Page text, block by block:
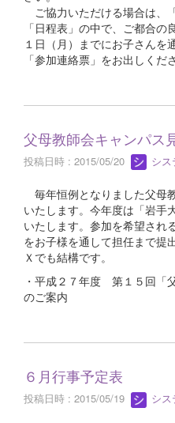
ご協力いただける場合は、
「日程表」の中で、ご都合
１日（月）までにお子さんを
「参加連絡票」をお出しくだ
父母教師会キャンパス
投稿日時 : 2015/05/20 シ
毎年恒例となりました父母
いたします。今年度は「岩手
いたします。参加を希望され
をお子様を通して担任まで提
Ｘでも結構です。
・平成２７年度 第１５回「
のご案内
６月行事予定表
投稿日時 : 2015/05/19 シ